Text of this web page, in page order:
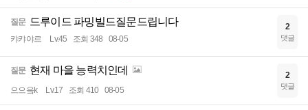
질문 드루이드 파밍빌드질문드립니다
캬캬야르 Lv.45 조회 348 08-05
2
댓글
질문 현재 마을 능력치인데
으으읔k Lv.17 조회 410 08-05
2
댓글